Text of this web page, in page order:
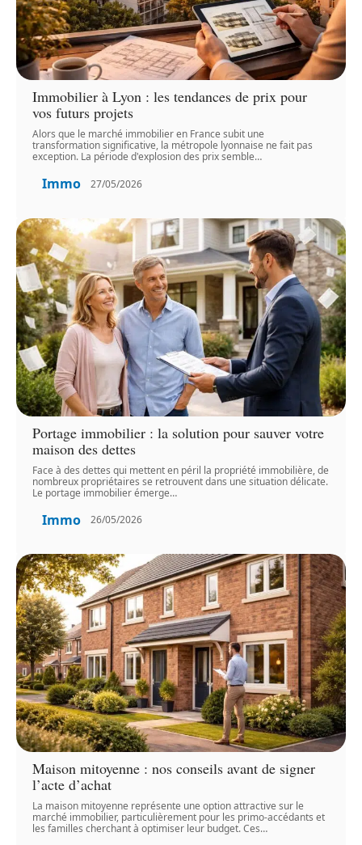
Immobilier à Lyon : les tendances de prix pour
vos futurs projets
Alors que le marché immobilier en France subit une
transformation significative, la métropole lyonnaise ne fait pas
exception. La période d'explosion des prix semble…
Immo 27/05/2026
Portage immobilier : la solution pour sauver votre
maison des dettes
Face à des dettes qui mettent en péril la propriété immobilière, de
nombreux propriétaires se retrouvent dans une situation délicate.
Le portage immobilier émerge…
Immo 26/05/2026
Maison mitoyenne : nos conseils avant de signer
l’acte d’achat
La maison mitoyenne représente une option attractive sur le
marché immobilier, particulièrement pour les primo-accédants et
les familles cherchant à optimiser leur budget. Ces…